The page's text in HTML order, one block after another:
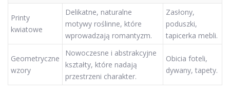
Printy
kwiatowe
Delikatne, naturalne
motywy roślinne, które
wprowadzają romantyzm.
Zasłony,
poduszki,
tapicerka mebli.
Geometryczne
wzory
Nowoczesne i abstrakcyjne
kształty, które nadają
przestrzeni charakter.
Obicia foteli,
dywany, tapety.